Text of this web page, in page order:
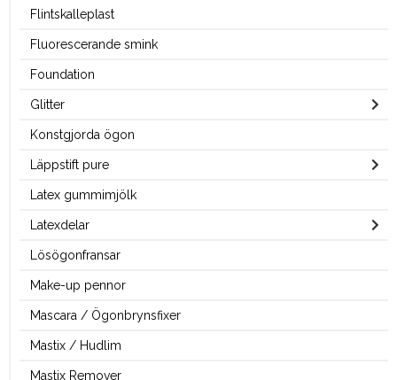
Flintskalleplast
Fluorescerande smink
Foundation
Glitter
Konstgjorda ögon
Läppstift pure
Latex gummimjölk
Latexdelar
Lösögonfransar
Make-up pennor
Mascara / Ögonbrynsfixer
Mastix / Hudlim
Mastix Remover